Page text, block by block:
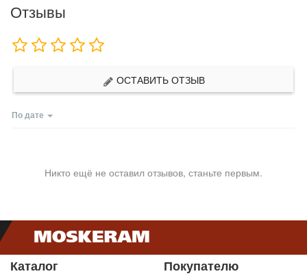
Отзывы
ОСТАВИТЬ ОТЗЫВ
По дате
Никто ещё не оставил отзывов, станьте первым.
Каталог Покупателю